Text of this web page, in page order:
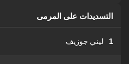
التسديدات على المرمى
1 ليني جوزيف